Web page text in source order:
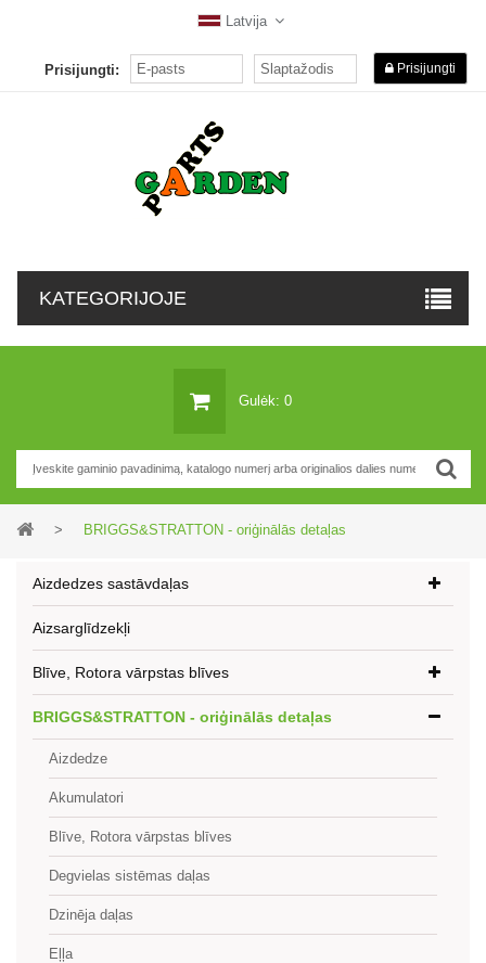
Latvija
Prisijungti: Prisijungti
KATEGORIJOJE
Gulėk: 0
> BRIGGS&STRATTON - oriģinālās detaļas
Aizdedzes sastāvdaļas
Aizsarglīdzekļi
Blīve, Rotora vārpstas blīves
BRIGGS&STRATTON - oriģinālās detaļas
Aizdedze
Akumulatori
Blīve, Rotora vārpstas blīves
Degvielas sistēmas daļas
Dzinēja daļas
Eļļa